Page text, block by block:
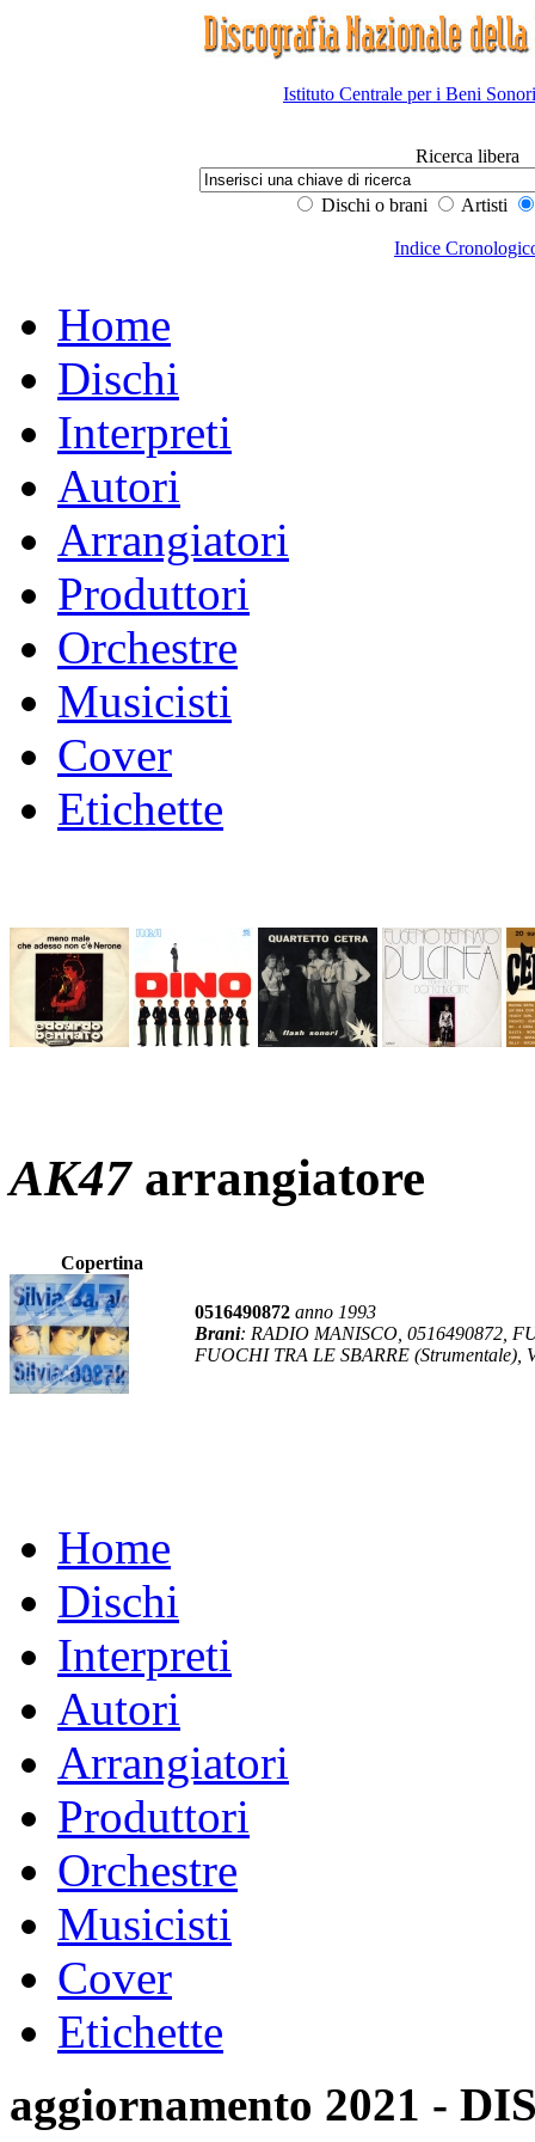
Istituto Centrale per i Beni
Ricerca libera
Dischi o brani Artisti
Indice
Home
Dischi
Interpreti
Autori
Arrangiatori
Produttori
Orchestre
Musicisti
Cover
Etichette
AK47arrangiatore
Copertina
0516490872 anno 1993
Brani: RADIO MANISCO, 0516490872,
FUOCHI TRA LE SBARRE (Strumentale),
Home
Dischi
Interpreti
Autori
Arrangiatori
Produttori
Orchestre
Musicisti
Cover
Etichette
aggiornamento 2021 -